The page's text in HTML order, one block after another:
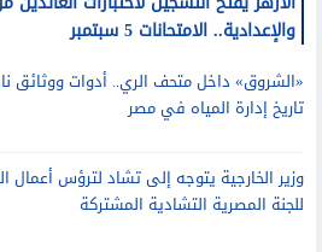
والإعدادية.. الامتحانات 5 سبتمبر
«الشروق» داخل متحف الري.. أدوات ووثائق
تاريخ إدارة المياه في مصر
وزير الخارجية يتوجه إلى تشاد لترؤس أعمال
للجنة المصرية التشادية المشتركة